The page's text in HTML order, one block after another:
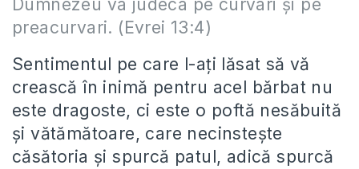
Dumnezeu va judeca pe curvari şi pe
preacurvari. (Evrei 13:4)
Sentimentul pe care l-ați lăsat să vă
crească în inimă pentru acel bărbat nu
este dragoste, ci este o poftă nesăbuită
și vătămătoare, care necinstește
căsătoria și spurcă patul, adică spurcă